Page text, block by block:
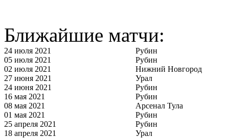
Ближайшие матчи:
24 июля 2021
Рубин
05 июля 2021
Рубин
02 июля 2021
Нижний Новгород
27 июня 2021
Урал
24 июня 2021
Рубин
16 мая 2021
Рубин
08 мая 2021
Арсенал Тула
01 мая 2021
Рубин
25 апреля 2021
Рубин
18 апреля 2021
Урал